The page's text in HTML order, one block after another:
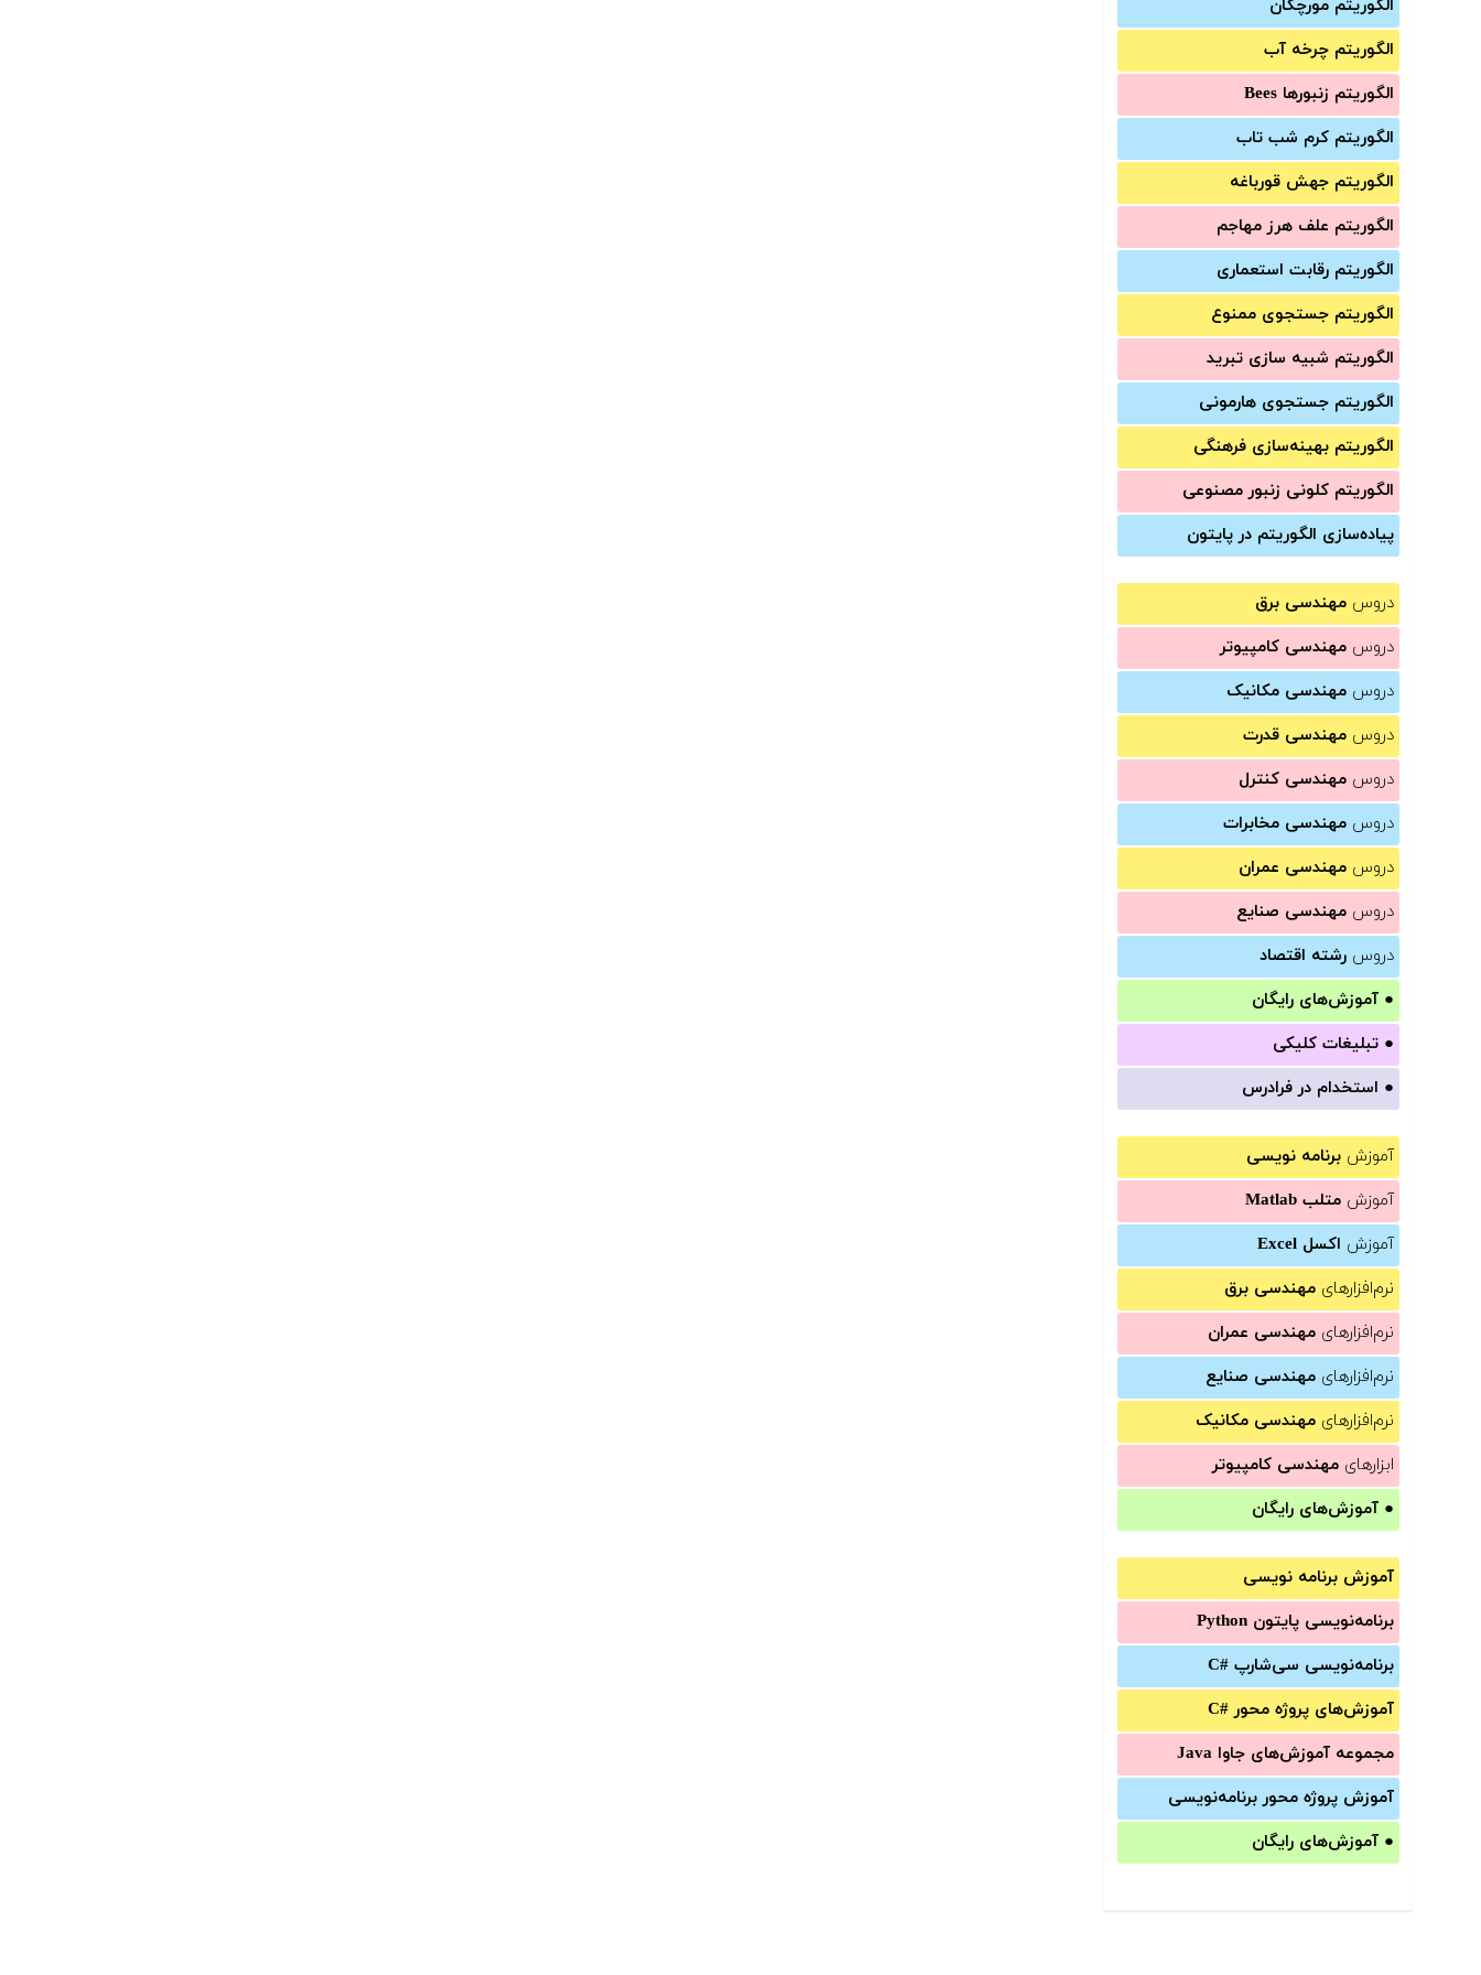
الگوریتم مورچگان
الگوریتم چرخه آب
الگوریتم زنبورها Bees
الگوریتم کرم شب تاب
الگوریتم جهش قورباغه
الگوریتم علف هرز مهاجم
الگوریتم رقابت استعماری
الگوریتم جستجوی ممنوع
الگوریتم شبیه سازی تبرید
الگوریتم جستجوی هارمونی
الگوریتم بهینه‌سازی فرهنگی
الگوریتم کلونی زنبور مصنوعی
پیاده‌سازی الگوریتم در پایتون
دروس مهندسی برق
دروس مهندسی کامپیوتر
دروس مهندسی مکانیک
دروس مهندسی قدرت
دروس مهندسی کنترل
دروس مهندسی مخابرات
دروس مهندسی عمران
دروس مهندسی صنایع
دروس رشته اقتصاد
● آموزش‌های رایگان
● تبلیغات کلیکی
● استخدام در فرادرس
آموزش برنامه نویسی
آموزش متلب Matlab
آموزش اکسل Excel
نرم‌افزارهای مهندسی برق
نرم‌افزارهای مهندسی عمران
نرم‌افزارهای مهندسی صنایع
نرم‌افزارهای مهندسی مکانیک
ابزارهای مهندسی کامپیوتر
● آموزش‌های رایگان
آموزش برنامه نویسی
برنامه‌نویسی پایتون Python
برنامه‌‌نویسی سی‌شارپ C#‎
آموزش‌های پروژه محور #C
مجموعه آموزش‌های جاوا Java
آموزش‌ پروژه محور برنامه‌نویسی
● آموزش‌های رایگان